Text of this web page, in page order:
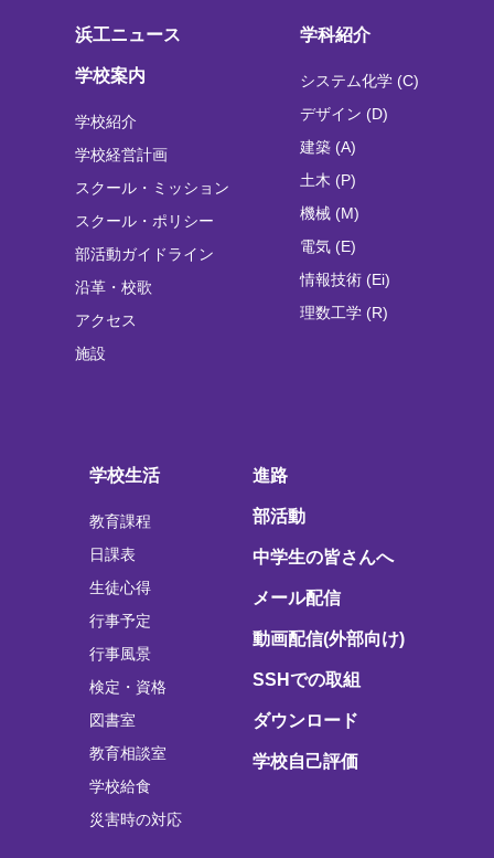
浜工ニュース
学校案内
学校紹介
学校経営計画
スクール・ミッション
スクール・ポリシー
部活動ガイドライン
沿革・校歌
アクセス
施設
学科紹介
システム化学 (C)
デザイン (D)
建築 (A)
土木 (P)
機械 (M)
電気 (E)
情報技術 (Ei)
理数工学 (R)
学校生活
教育課程
日課表
生徒心得
行事予定
行事風景
検定・資格
図書室
教育相談室
学校給食
災害時の対応
進路
部活動
中学生の皆さんへ
メール配信
動画配信(外部向け)
SSHでの取組
ダウンロード
学校自己評価